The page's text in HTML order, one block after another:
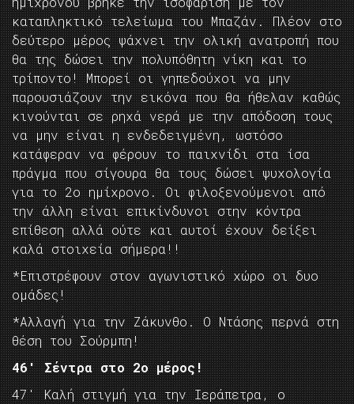
καταπληκτικό τελείωμα του Μπαζάν. Πλέον στο
δεύτερο μέρος ψάχνει την ολική ανατροπή που
θα της δώσει την πολυπόθητη νίκη και το
τρίποντο! Μπορεί οι γηπεδούχοι να μην
παρουσιάζουν την εικόνα που θα ήθελαν καθώς
κινούνται σε ρηχά νερά με την απόδοση τους
να μην είναι η ενδεδειγμένη, ωστόσο
κατάφεραν να φέρουν το παιχνίδι στα ίσα
πράγμα που σίγουρα θα τους δώσει ψυχολογία
για το 2ο ημίχρονο. Οι φιλοξενούμενοι από
την άλλη είναι επικίνδυνοι στην κόντρα
επίθεση αλλά ούτε και αυτοί έχουν δείξει
καλά στοιχεία σήμερα!!
*Επιστρέφουν στον αγωνιστικό χώρο οι δυο
ομάδες!
*Αλλαγή για την Ζάκυνθο. Ο Ντάσης περνά στη
θέση του Σούρμπη!
46′ Σέντρα στο 2ο μέρος!
47′ Καλή στιγμή για την Ιεράπετρα, ο